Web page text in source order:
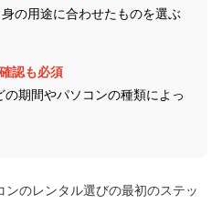
の用途に合わせたものを選ぶ
認も必須
期間やパソコンの種類によっ
のレンタル選びの最初のステッ